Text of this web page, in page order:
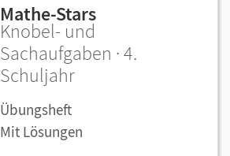
Mathe-Stars
Knobel- und
Sachaufgaben · 4.
Schuljahr
Übungsheft
Mit Lösungen